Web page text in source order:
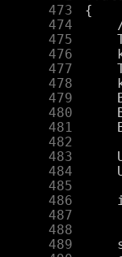
    473
    474
    475
    476
    477
    478
    479
    480
    481
    482
    483
    484
    485
    486
    487
    488
    489